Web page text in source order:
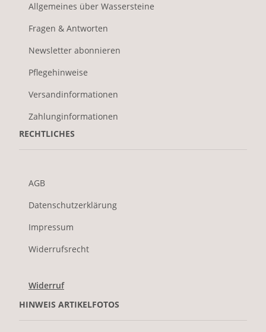
Allgemeines über Wassersteine
Fragen & Antworten
Newsletter abonnieren
Pflegehinweise
Versandinformationen
Zahlunginformationen
RECHTLICHES
AGB
Datenschutzerklärung
Impressum
Widerrufsrecht
Widerruf
HINWEIS ARTIKELFOTOS